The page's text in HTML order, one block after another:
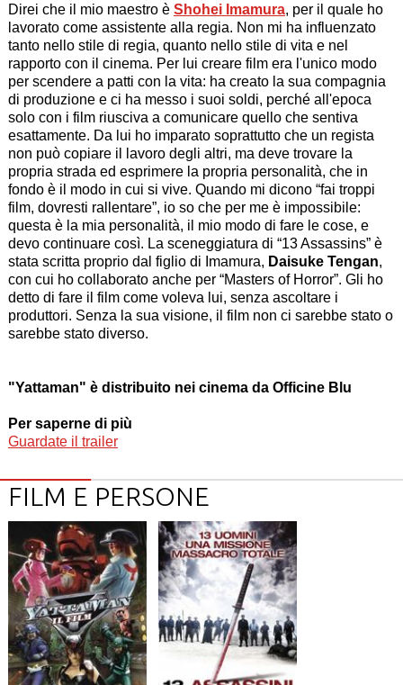
Direi che il mio maestro è Shohei Imamura, per il quale ho
lavorato come assistente alla regia. Non mi ha influenzato
tanto nello stile di regia, quanto nello stile di vita e nel
rapporto con il cinema. Per lui creare film era l'unico modo
per scendere a patti con la vita: ha creato la sua compagnia
di produzione e ci ha messo i suoi soldi, perché all'epoca
solo con i film riusciva a comunicare quello che sentiva
esattamente. Da lui ho imparato soprattutto che un regista
non può copiare il lavoro degli altri, ma deve trovare la
propria strada ed esprimere la propria personalità, che in
fondo è il modo in cui si vive. Quando mi dicono “fai troppi
film, dovresti rallentare”, io so che per me è impossibile:
questa è la mia personalità, il mio modo di fare le cose, e
devo continuare così. La sceneggiatura di “13 Assassins” è
stata scritta proprio dal figlio di Imamura, Daisuke Tengan,
con cui ho collaborato anche per “Masters of Horror”. Gli ho
detto di fare il film come voleva lui, senza ascoltare i
produttori. Senza la sua visione, il film non ci sarebbe stato o
sarebbe stato diverso.
"Yattaman" è distribuito nei cinema da Officine Blu
Per saperne di più
Guardate il trailer
FILM E PERSONE